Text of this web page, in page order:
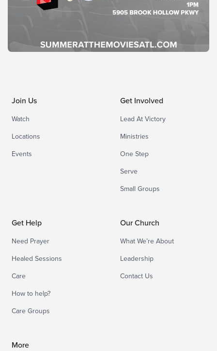
Join Us
Watch
Locations
Events
Get Involved
Lead At Victory
Ministries
One Step
Serve
Small Groups
Get Help
Need Prayer
Healed Sessions
Care
How to help?
Care Groups
Our Church
What We’re About
Leadership
Contact Us
More